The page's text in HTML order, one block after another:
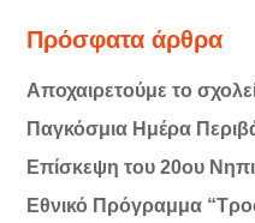
Πρόσφατα άρθρα
Αποχαιρετούμε το
Παγκόσμια Ημέρα
Επίσκεψη του 20ου
Εθνικό Πρόγραμμα